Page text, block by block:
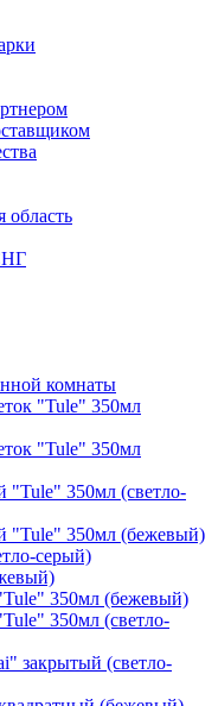
область
комнаты
"Tule" 350мл
"Tule" 350мл
"Tule" 350мл (светло-
"Tule" 350мл (бежевый)
серый)
350мл (бежевый)
350мл (светло-
закрытый (светло-